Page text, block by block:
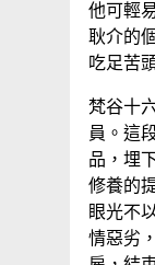
他可輕
耿介的
吃足苦
梵谷十
員。這
品，埋
修養的
眼光不
情惡劣